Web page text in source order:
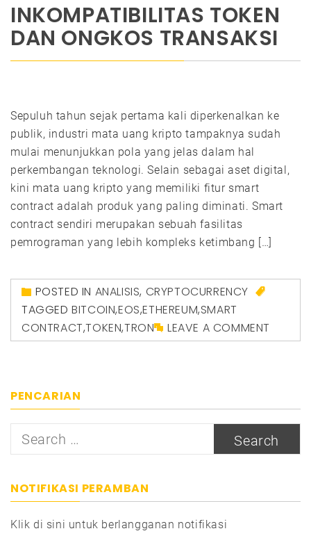
INKOMPATIBILITAS TOKEN
DAN ONGKOS TRANSAKSI
Sepuluh tahun sejak pertama kali diperkenalkan ke
publik, industri mata uang kripto tampaknya sudah
mulai menunjukkan pola yang jelas dalam hal
perkembangan teknologi. Selain sebagai aset digital,
kini mata uang kripto yang memiliki fitur smart
contract adalah produk yang paling diminati. Smart
contract sendiri merupakan sebuah fasilitas
pemrograman yang lebih kompleks ketimbang […]
POSTED IN ANALISIS, CRYPTOCURRENCY
TAGGEDBITCOIN,EOS,ETHEREUM,SMART
CONTRACT,TOKEN,TRON LEAVE A COMMENT
PENCARIAN
Search
NOTIFIKASI PERAMBAN
Klik di sini untuk berlangganan notifikasi